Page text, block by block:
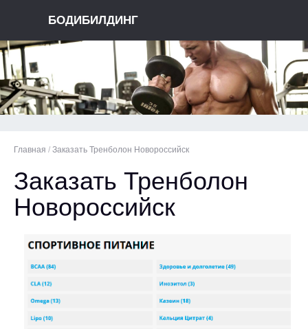
БОДИБИЛДИНГ
Главная / Заказать Тренболон Новороссийск
Заказать Тренболон
Новороссийск